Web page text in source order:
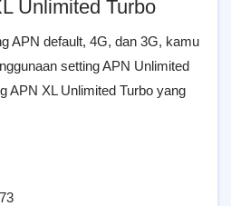
Unlimited Turbo
APN default, 4G, dan 3G, kamu
setting APN Unlimited
APN XL Unlimited Turbo yang